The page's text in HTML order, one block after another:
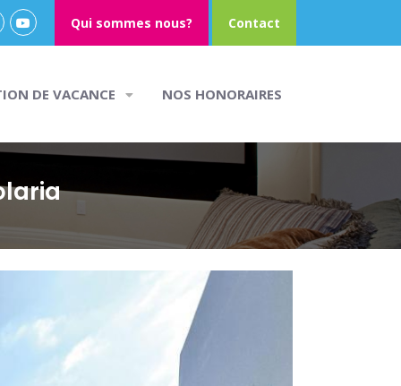
Qui sommes nous? Contact
DE VACANCE NOS HONORAIRES